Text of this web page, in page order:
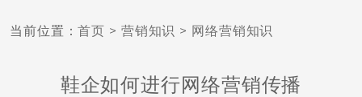
当前位置：首页 > 营销知识 > 网络营销知识
鞋企如何进行网络营销传播